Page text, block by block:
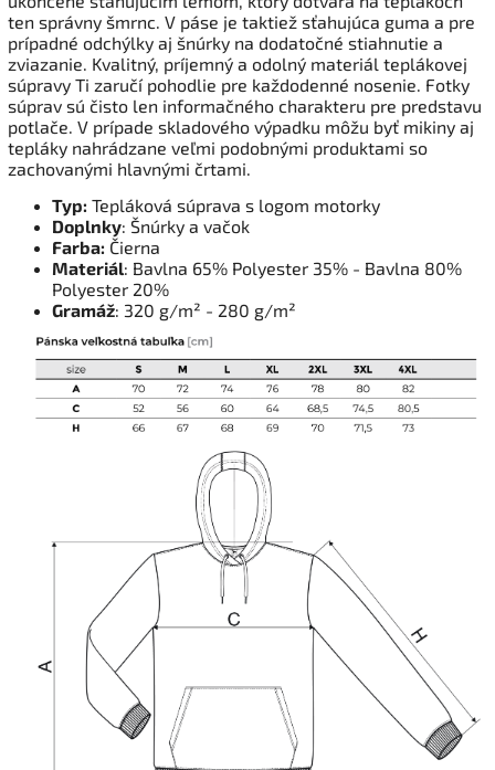
ten správny šmrnc. V páse je taktiež sťahujúca guma a pre
prípadné odchýlky aj šnúrky na dodatočné stiahnutie a
zviazanie. Kvalitný, príjemný a odolný materiál teplákovej
súpravy Ti zaručí pohodlie pre každodenné nosenie. Fotky
súprav sú čisto len informačného charakteru pre predstavu
potlače. V prípade skladového výpadku môžu byť mikiny aj
tepláky nahrádzane veľmi podobnými produktami so
zachovanými hlavnými črtami.
Typ: Tepláková súprava s logom motorky
Doplnky: Šnúrky a vačok
Farba: Čierna
Materiál: Bavlna 65% Polyester 35% - Bavlna 80%
Polyester 20%
Gramáž: 320 g/m² - 280 g/m²